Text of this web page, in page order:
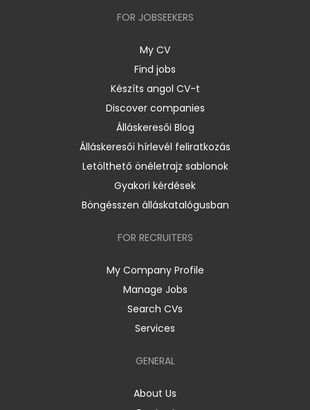
FOR JOBSEEKERS
My CV
Find jobs
Készíts angol CV-t
Discover companies
Álláskeresői Blog
Álláskeresői hírlevél feliratkozás
Letölthető önéletrajz sablonok
Gyakori kérdések
Böngésszen álláskatalógusban
FOR RECRUITERS
My Company Profile
Manage Jobs
Search CVs
Services
GENERAL
About Us